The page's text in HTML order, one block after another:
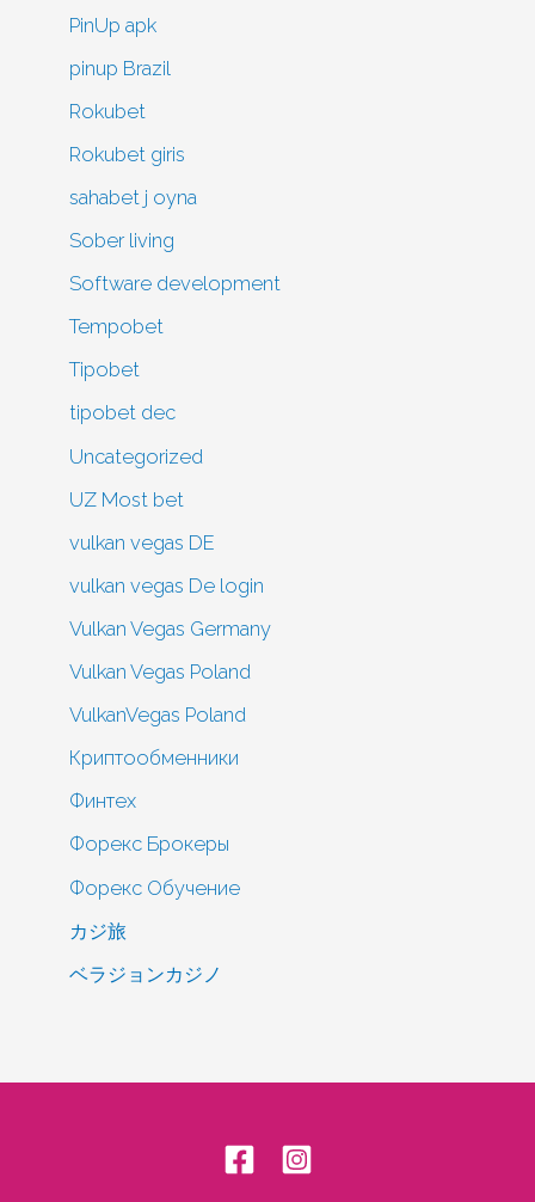
PinUp apk
pinup Brazil
Rokubet
Rokubet giris
sahabet j oyna
Sober living
Software development
Tempobet
Tipobet
tipobet dec
Uncategorized
UZ Most bet
vulkan vegas DE
vulkan vegas De login
Vulkan Vegas Germany
Vulkan Vegas Poland
VulkanVegas Poland
Криптообменники
Финтех
Форекс Брокеры
Форекс Обучение
カジ旅
ベラジョンカジノ